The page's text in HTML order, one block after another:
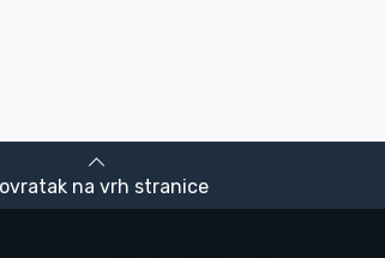
na vrh stranice